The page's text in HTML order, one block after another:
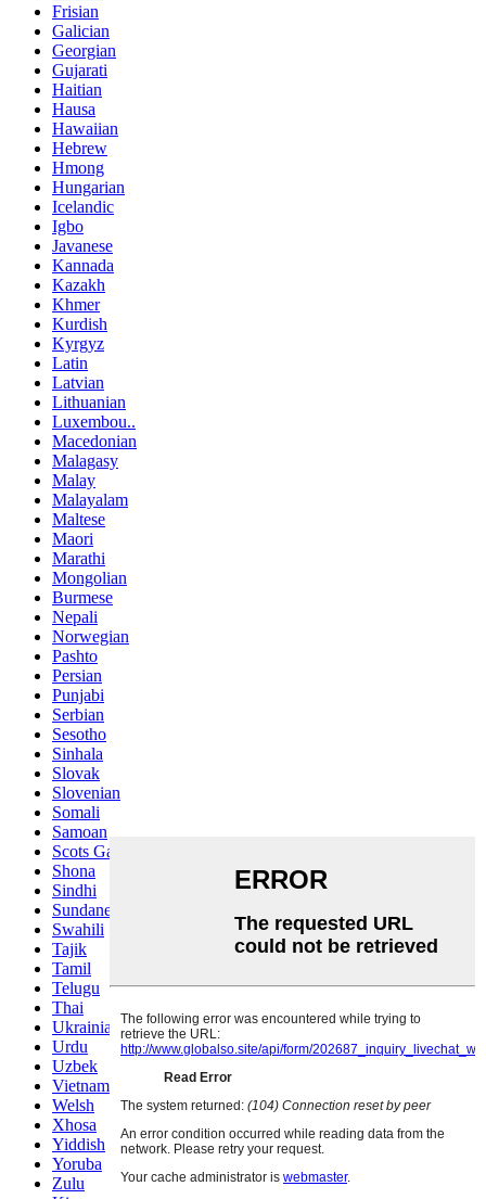
Frisian
Galician
Georgian
Gujarati
Haitian
Hausa
Hawaiian
Hebrew
Hmong
Hungarian
Icelandic
Igbo
Javanese
Kannada
Kazakh
Khmer
Kurdish
Kyrgyz
Latin
Latvian
Lithuanian
Luxembou..
Macedonian
Malagasy
Malay
Malayalam
Maltese
Maori
Marathi
Mongolian
Burmese
Nepali
Norwegian
Pashto
Persian
Punjabi
Serbian
Sesotho
Sinhala
Slovak
Slovenian
Somali
Samoan
Scots Gaelic
Shona
Sindhi
Sundanese
Swahili
Tajik
Tamil
Telugu
Thai
Ukrainian
Urdu
Uzbek
Vietnamese
Welsh
Xhosa
Yiddish
Yoruba
Zulu